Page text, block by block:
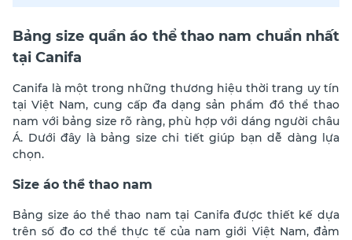
Bảng size quần áo thể thao nam chuẩn nhất
tại Canifa
Canifa là một trong những thương hiệu thời trang uy tín
tại Việt Nam, cung cấp đa dạng sản phẩm đồ thể thao
nam với bảng size rõ ràng, phù hợp với dáng người châu
Á. Dưới đây là bảng size chi tiết giúp bạn dễ dàng lựa
chọn.
Size áo thể thao nam
Bảng size áo thể thao nam tại Canifa được thiết kế dựa
trên số đo cơ thể thực tế của nam giới Việt Nam, đảm